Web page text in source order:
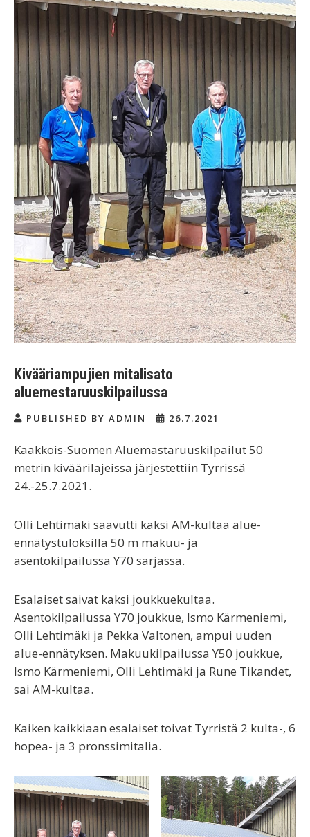
Kivääriampujien mitalisato
aluemestaruuskilpailussa
PUBLISHED BY ADMIN 26.7.2021
Kaakkois-Suomen Aluemastaruuskilpailut 50
metrin kiväärilajeissa järjestettiin Tyrrissä
24.-25.7.2021.
Olli Lehtimäki saavutti kaksi AM-kultaa alue-
ennätystuloksilla 50 m makuu- ja
asentokilpailussa Y70 sarjassa.
Esalaiset saivat kaksi joukkuekultaa.
Asentokilpailussa Y70 joukkue, Ismo Kärmeniemi,
Olli Lehtimäki ja Pekka Valtonen, ampui uuden
alue-ennätyksen. Makuukilpailussa Y50 joukkue,
Ismo Kärmeniemi, Olli Lehtimäki ja Rune Tikandet,
sai AM-kultaa.
Kaiken kaikkiaan esalaiset toivat Tyrristä 2 kulta-, 6
hopea- ja 3 pronssimitalia.